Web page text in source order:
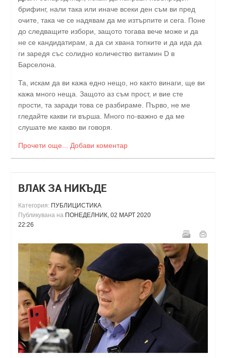
брифинг, нали така или иначе всеки ден съм ви пред
очите, така че се надявам да ме изтърпите и сега. Поне
до следващите избори, защото тогава вече може и да
не се кандидатирам, а да си хвана топките и да ида да
ги заредя със солидно количество витамин D в
Барселона.
Та, искам да ви кажа едно нещо, но както винаги, ще ви
кажа много неща. Защото аз съм прост, и вие сте
прости, та заради това се разбираме. Първо, не ме
гледайте какви ги върша. Много по-важно е да ме
слушате ме какво ви говоря.
Прочети още... Добави коментар
ВЛАК ЗА НИКЪДЕ
Категория: ПУБЛИЦИСТИКА
Публикувана на ПОНЕДЕЛНИК, 02 МАРТ 2020
22:26